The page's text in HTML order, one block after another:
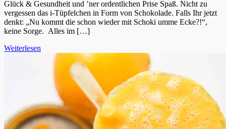
Glück & Gesundheit und ’ner ordentlichen Prise Spaß. Nicht zu
vergessen das i-Tüpfelchen in Form von Schokolade. Falls Ihr jetzt
denkt: „Nu kommt die schon wieder mit Schoki umme Ecke?!“,
keine Sorge. Alles im […]
Weiterlesen